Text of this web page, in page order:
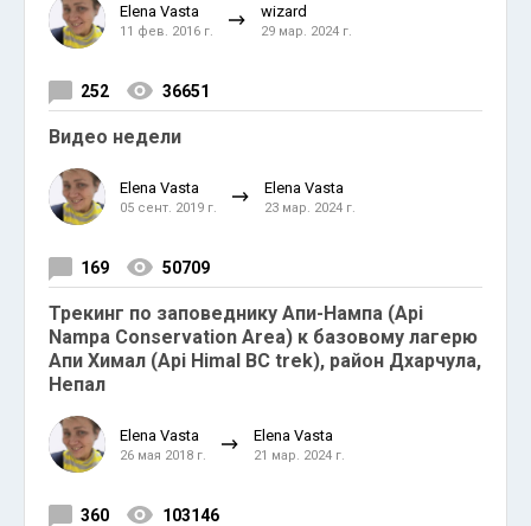
Elena Vasta
11 фев. 2016 г.
wizard
29 мар. 2024 г.
252 36651
Видео недели
Elena Vasta
05 сент. 2019 г.
Elena Vasta
23 мар. 2024 г.
169 50709
Трекинг по заповеднику Апи-Нампа (Api
Nampa Conservation Area) к базовому лагерю
Апи Химал (Api Himal BC trek), район Дхарчула,
Непал
Elena Vasta
26 мая 2018 г.
Elena Vasta
21 мар. 2024 г.
360 103146